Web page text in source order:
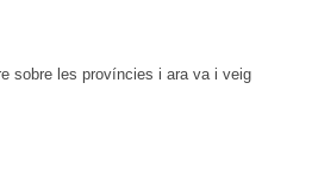
sobre les províncies i ara va i veig